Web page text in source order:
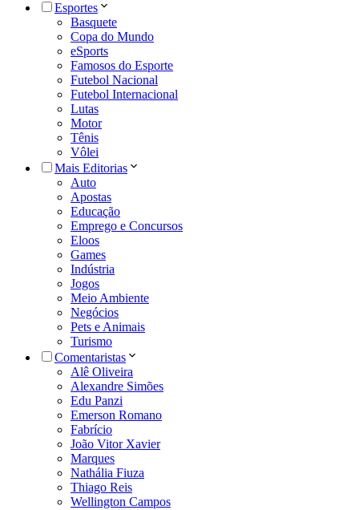
Esportes
Basquete
Copa do Mundo
eSports
Famosos do Esporte
Futebol Nacional
Futebol Internacional
Lutas
Motor
Tênis
Vôlei
Mais Editorias
Auto
Apostas
Educação
Emprego e Concursos
Eloos
Games
Indústria
Jogos
Meio Ambiente
Negócios
Pets e Animais
Turismo
Comentaristas
Alê Oliveira
Alexandre Simões
Edu Panzi
Emerson Romano
Fabrício
João Vitor Xavier
Marques
Nathália Fiuza
Thiago Reis
Wellington Campos